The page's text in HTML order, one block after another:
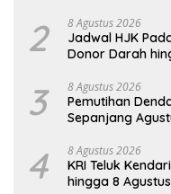
2 8 Agustus 2026
Jadwal HJK
Donor Darah
3 8 Agustus 2026
Pemutihan
Sepanjang
4 8 Agustus 2026
KRI Teluk
hingga 8 Agustus